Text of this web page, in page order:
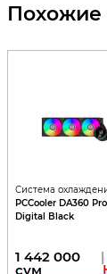
Похожие
Система
PCCooler DA360
Digital Black
1 442 000
сум
|